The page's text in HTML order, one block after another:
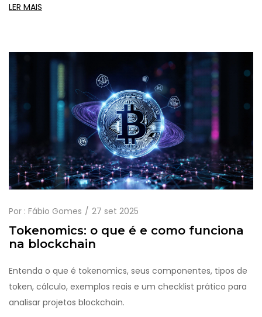
LER MAIS
Por : Fábio Gomes 27 set 2025
Tokenomics: o que é e como funciona
na blockchain
Entenda o que é tokenomics, seus componentes, tipos de
token, cálculo, exemplos reais e um checklist prático para
analisar projetos blockchain.